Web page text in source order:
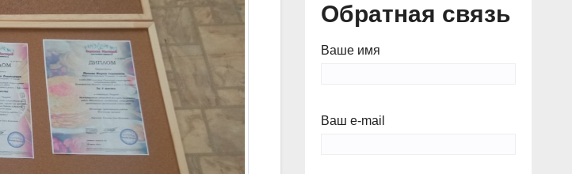
Обратная связь
Ваше имя
Ваш e-mail